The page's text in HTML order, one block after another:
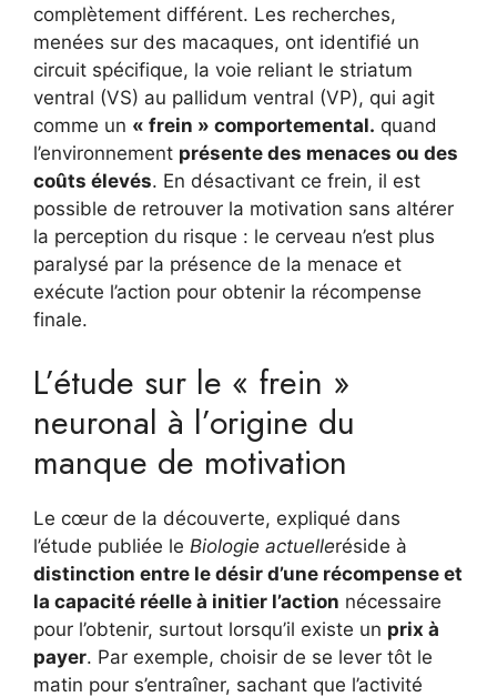
complètement différent. Les recherches,
menées sur des macaques, ont identifié un
circuit spécifique, la voie reliant le striatum
ventral (VS) au pallidum ventral (VP), qui agit
comme un « frein » comportemental. quand
l’environnement présente des menaces ou des
coûts élevés. En désactivant ce frein, il est
possible de retrouver la motivation sans altérer
la perception du risque : le cerveau n’est plus
paralysé par la présence de la menace et
exécute l’action pour obtenir la récompense
finale.
L’étude sur le « frein »
neuronal à l’origine du
manque de motivation
Le cœur de la découverte, expliqué dans
l’étude publiée le Biologie actuelleréside à
distinction entre le désir d’une récompense et
la capacité réelle à initier l’action nécessaire
pour l’obtenir, surtout lorsqu’il existe un prix à
payer. Par exemple, choisir de se lever tôt le
matin pour s’entraîner, sachant que l’activité